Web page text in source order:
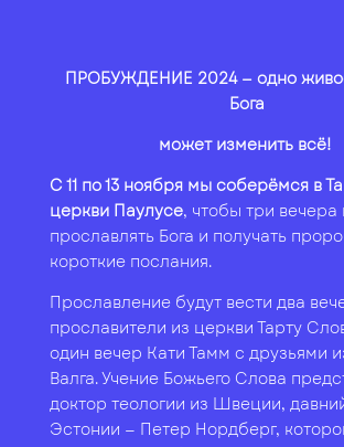
ПРОБУЖДЕНИЕ 2024 — одно
Бога
может изменить всё!
С 11 по 13 ноября мы соберёмся в
церкви Паулусе, чтобы три вечера
прославлять Бога и получать
короткие послания.
Прославление будут вести два
прославители из церкви Тарту
один вечер Кати Тамм с друзьями
Валга. Учение Божьего Слова
доктор теологии из Швеции,
Эстонии — Петер Нордберг,